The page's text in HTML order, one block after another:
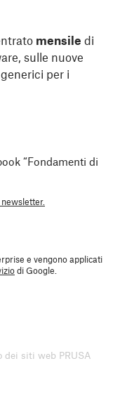
mensile di
sulle nuove
per i
“Fondamenti di
e vengono applicati
di Google.
siti web PRUSA